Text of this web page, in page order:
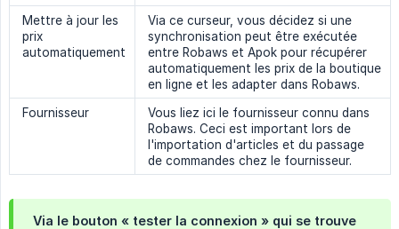
Mettre à jour les
prix
automatiquement
Via ce curseur, vous décidez si une
synchronisation peut être exécutée
entre Robaws et Apok pour récupérer
automatiquement les prix de la boutique
en ligne et les adapter dans Robaws.
Fournisseur
Vous liez ici le fournisseur connu dans
Robaws. Ceci est important lors de
l'importation d'articles et du passage
de commandes chez le fournisseur.
Via le bouton « tester la connexion » qui se trouve